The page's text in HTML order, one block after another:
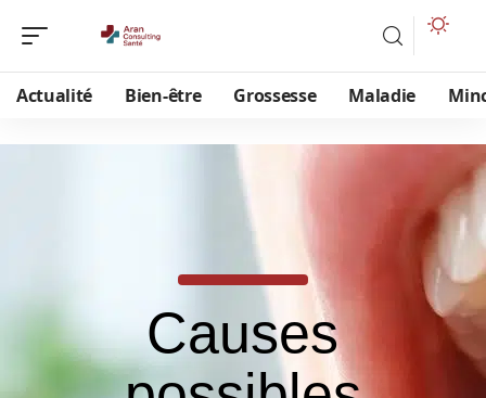
Actualité Bien-être Grossesse Maladie
Causes